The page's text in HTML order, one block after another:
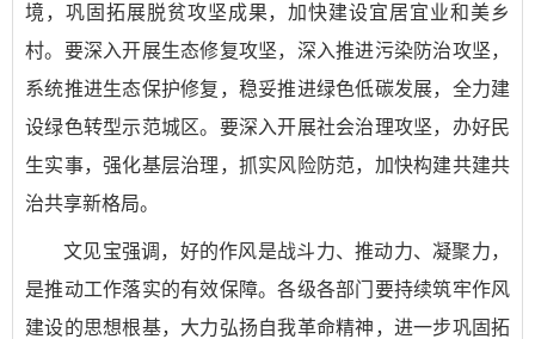
境，巩固拓展脱贫攻坚成果，加快建设宜居宜业和美乡
村。要深入开展生态修复攻坚，深入推进污染防治攻坚，
系统推进生态保护修复，稳妥推进绿色低碳发展，全力建
设绿色转型示范城区。要深入开展社会治理攻坚，办好民
生实事，强化基层治理，抓实风险防范，加快构建共建共
治共享新格局。
文见宝强调，好的作风是战斗力、推动力、凝聚力，
是推动工作落实的有效保障。各级各部门要持续筑牢作风
建设的思想根基，大力弘扬自我革命精神，进一步巩固拓